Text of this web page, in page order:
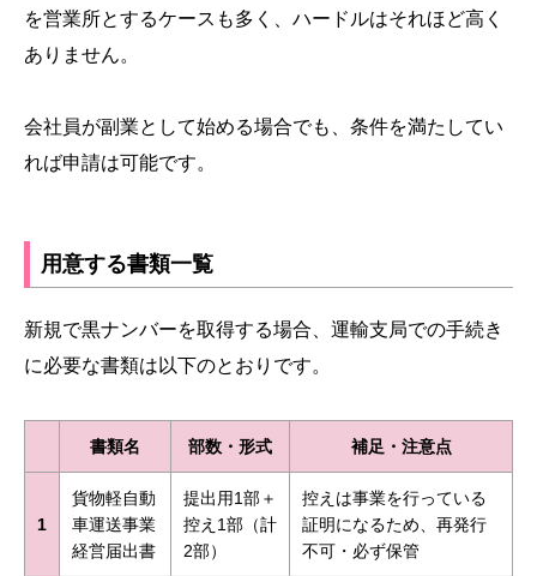
を営業所とするケースも多く、ハードルはそれほど高く
ありません。
会社員が副業として始める場合でも、条件を満たしてい
れば申請は可能です。
用意する書類一覧
新規で黒ナンバーを取得する場合、運輸支局での手続き
に必要な書類は以下のとおりです。
書類名 部数・形式 補足・注意点
1
貨物軽自動
車運送事業
経営届出書
提出用1部＋
控え1部（計
2部）
控えは事業を行っている
証明になるため、再発行
不可・必ず保管